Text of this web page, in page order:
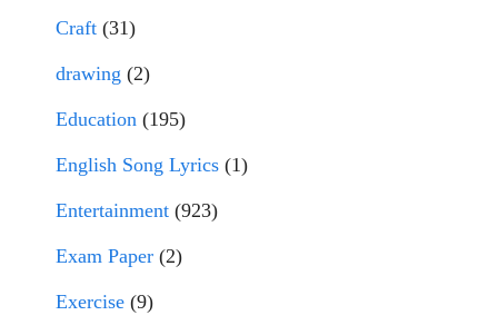
Craft (31)
drawing (2)
Education (195)
English Song Lyrics (1)
Entertainment (923)
Exam Paper (2)
Exercise (9)